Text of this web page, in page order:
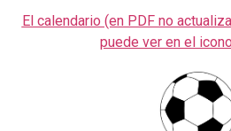
El calendario (en PDF no
puede ver en el